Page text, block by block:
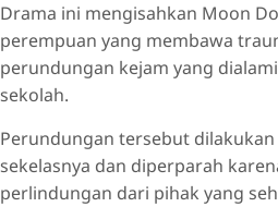
Drama ini mengisahkan Moon
perempuan yang membawa
perundungan kejam yang
sekolah.
Perundungan tersebut
sekelasnya dan diperparah
perlindungan dari pihak yang